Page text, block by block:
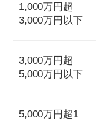
1,000万円超
3,000万円以下
3,000万円超
5,000万円以下
5,000万円超1